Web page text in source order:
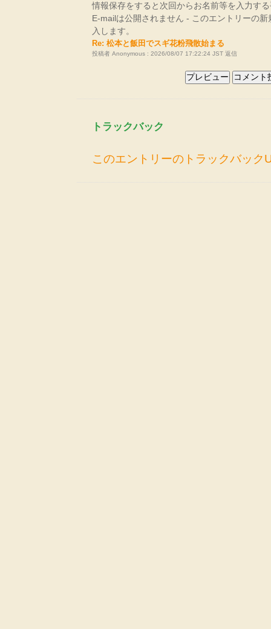
情報保存をすると次回からお名前等を入力す
E-mailは公開されません - このエントリーの
入します。
Re: 松本と飯田でスギ花粉飛散始まる
投稿者 Anonymous : 2026/08/07 17:22:24 JST 返信
トラックバック
このエントリーのトラックバック